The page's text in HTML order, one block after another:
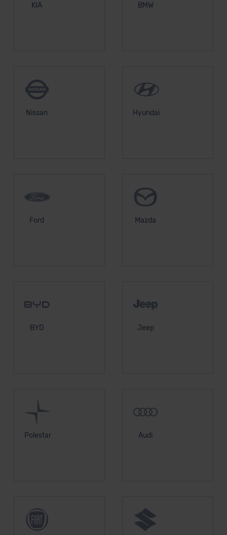
KIA BMW
Nissan Hyundai
Ford Mazda
BYD Jeep
Polestar Audi